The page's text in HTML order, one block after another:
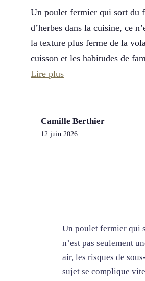
Un poulet fermier qui sort du
d’herbes dans la cuisine, ce
la texture plus ferme de la
cuisson et les habitudes de
Lire plus
Camille Berthier
12 juin 2026
Un poulet fermier qui
n’est pas seulement
air, les risques de
sujet se complique